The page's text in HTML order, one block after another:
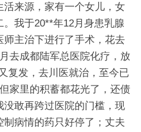
来源，家有一个女儿，女
。我于20**年12月身患乳腺
主治下进行了手术，花去
去成都陆军总医院化疗，放
复发，去川医就治，至今已
家里的积蓄都花光了，还债
敢再跨过医院的门槛，现
病情的药只好停了；丈夫